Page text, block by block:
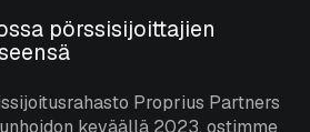
pörssisijoittajien
Proprius Partners
keväällä 2023, ostimme